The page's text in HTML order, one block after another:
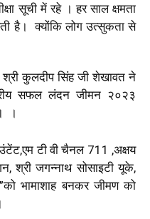
सूची में रहे । हर साल क्षमता
है। क्योंकि लोग उत्सुकता से
कुलदीप सिंह जी शेखावत ने
सफल लंदन जीमन २०२३
।
टी वी चैनल 711 ,अक्षय
श्री जगन्नाथ सोसाइटी यूके,
भामाशाह बनकर जीमण को